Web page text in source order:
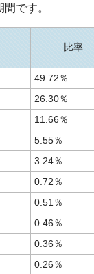
です。
比率
49.72％
26.30％
11.66％
5.55％
3.24％
0.72％
0.51％
0.46％
0.36％
0.26％